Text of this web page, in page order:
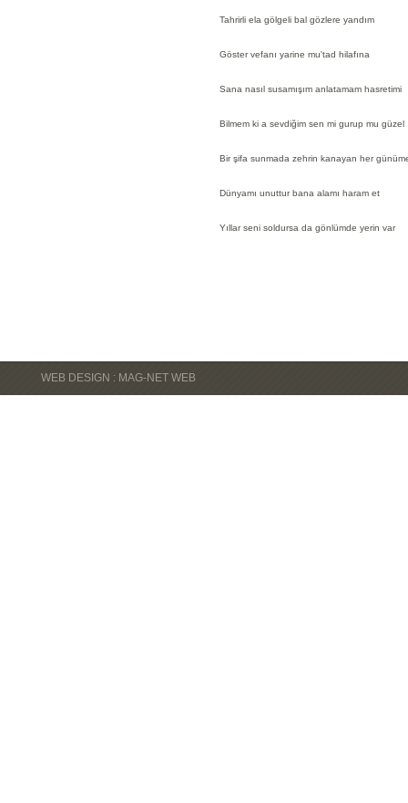
Tahrirli ela gölgeli bal gözlere yandım
Göster vefanı yarine mu'tad hilafına
Sana nasıl susamışım anlatamam hasretimi
Bilmem ki a sevdiğim sen mi gurup mu güzel
Bir şifa sunmada zehrin kanayan her
Dünyamı unuttur bana alamı haram et
Yıllar seni soldursa da gönlümde yerin var
WEB DESIGN : MAG-NET WEB